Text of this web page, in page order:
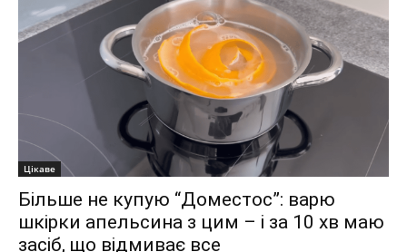
Цікаве
Більше не купую “Доместос”: варю
шкірки апельсина з цим – і за 10 хв маю
засіб, що відмиває все